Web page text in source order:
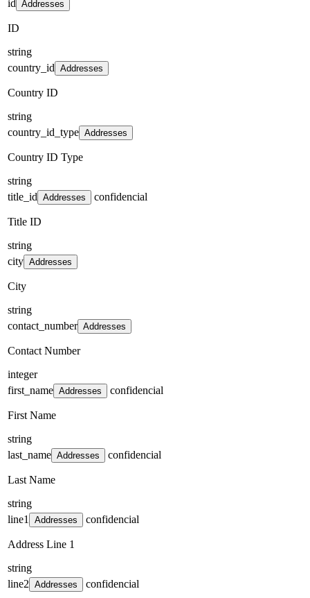
id Addresses
ID
string
country_id Addresses
Country ID
string
country_id_type Addresses
Country ID Type
string
title_id Addresses confidencial
Title ID
string
city Addresses
City
string
contact_number Addresses
Contact Number
integer
first_name Addresses confidencial
First Name
string
last_name Addresses confidencial
Last Name
string
line1
Addresses confidencial
Address Line 1
string
line2 Addresses confidencial